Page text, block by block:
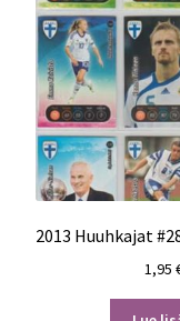
2013 Huuhkajat
1,95